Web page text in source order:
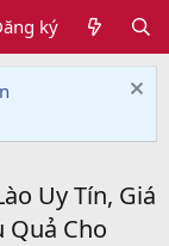
ký
Uy Tín, Giá
Quả Cho